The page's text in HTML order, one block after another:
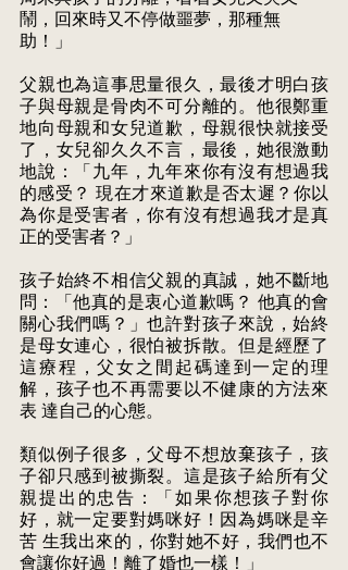
鬧，回來時又不停做噩夢，那種無
助！」
父親也為這事思量很久，最後才明白孩
子與母親是骨肉不可分離的。他很鄭重
地向母親和女兒道歉，母親很快就接受
了，女兒卻久久不言，最後，她很激動
地說：「九年，九年來你有沒有想過我
的感受？ 現在才來道歉是否太遲？你以
為你是受害者，你有沒有想過我才是真
正的受害者？」
孩子始終不相信父親的真誠，她不斷地
問：「他真的是衷心道歉嗎？ 他真的會
關心我們嗎？」也許對孩子來說，始終
是母女連心，很怕被拆散。但是經歷了
這療程，父女之間起碼達到一定的理
解，孩子也不再需要以不健康的方法來
表 達自己的心態。
類似例子很多，父母不想放棄孩子，孩
子卻只感到被撕裂。這是孩子給所有父
親提出的忠告：「如果你想孩子對你
好，就一定要對媽咪好！因為媽咪是辛
苦 生我出來的，你對她不好，我們也不
會讓你好過！離了婚也一樣！」